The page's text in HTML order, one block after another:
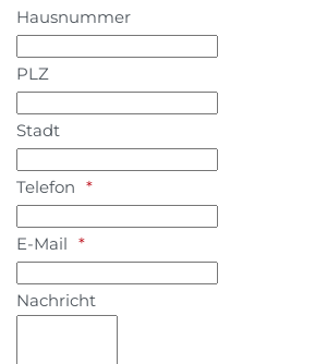
Hausnummer
PLZ
Stadt
Telefon
E-Mail
Nachricht